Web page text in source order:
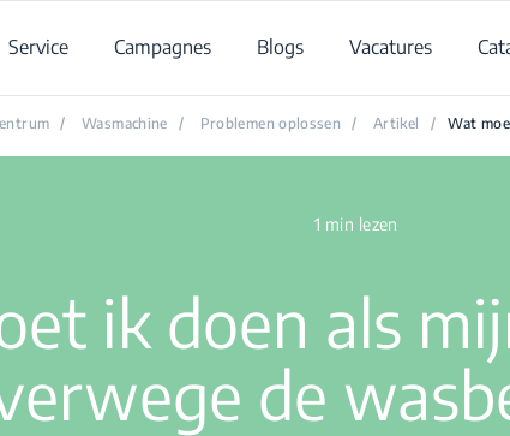
Service Campagnes Blogs Vacatures
/ Wasmachine / Problemen oplossen / Artikel / Wat
1 min lezen
ik doen als
de